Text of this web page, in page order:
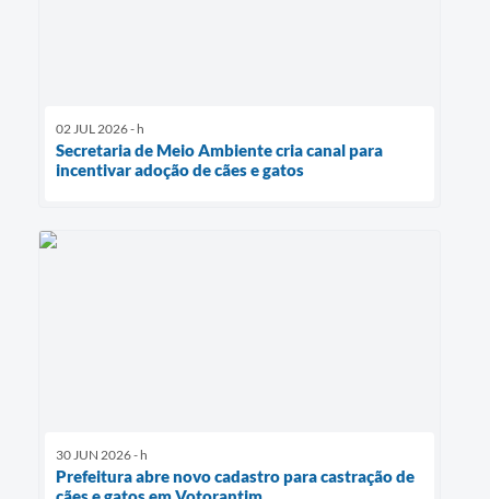
02 JUL 2026 - h
Secretaria de Meio Ambiente cria canal para
incentivar adoção de cães e gatos
30 JUN 2026 - h
Prefeitura abre novo cadastro para castração de